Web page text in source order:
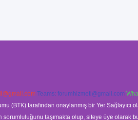
Teams: forumhizmeti@gmail.com
(BTK) tarafından onaylanmış bir Yer
taşımakta olup, siteye üye